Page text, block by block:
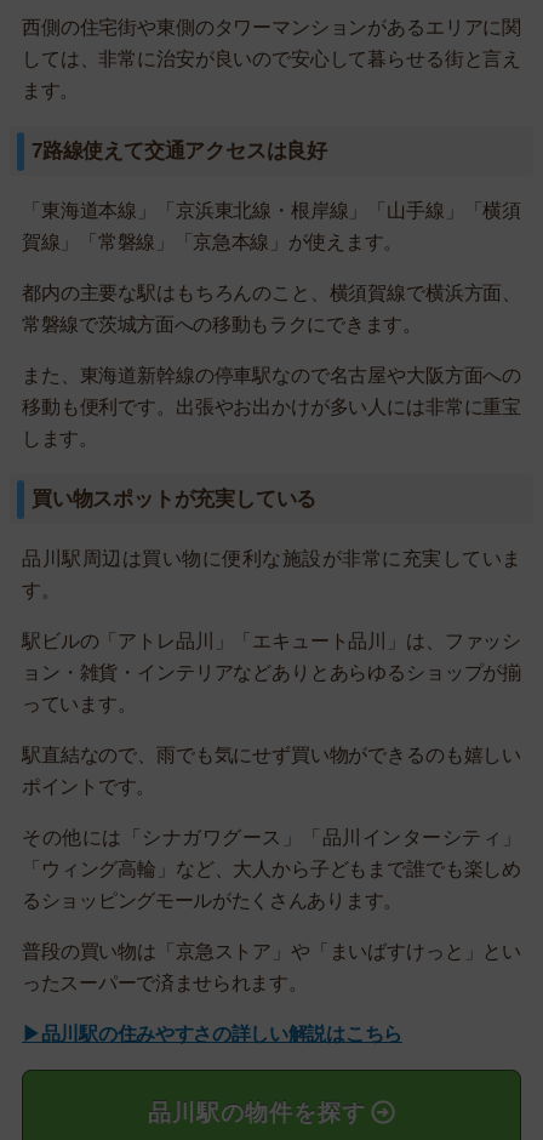
西側の住宅街や東側のタワーマンションがあるエリアに関
しては、非常に治安が良いので安心して暮らせる街と言え
ます。
7路線使えて交通アクセスは良好
「東海道本線」「京浜東北線・根岸線」「山手線」「横須
賀線」「常磐線」「京急本線」が使えます。
都内の主要な駅はもちろんのこと、横須賀線で横浜方面、
常磐線で茨城方面への移動もラクにできます。
また、東海道新幹線の停車駅なので名古屋や大阪方面への
移動も便利です。出張やお出かけが多い人には非常に重宝
します。
買い物スポットが充実している
品川駅周辺は買い物に便利な施設が非常に充実していま
す。
駅ビルの「アトレ品川」「エキュート品川」は、ファッシ
ョン・雑貨・インテリアなどありとあらゆるショップが揃
っています。
駅直結なので、雨でも気にせず買い物ができるのも嬉しい
ポイントです。
その他には「シナガワグース」「品川インターシティ」
「ウィング高輪」など、大人から子どもまで誰でも楽しめ
るショッピングモールがたくさんあります。
普段の買い物は「京急ストア」や「まいばすけっと」とい
ったスーパーで済ませられます。
▶品川駅の住みやすさの詳しい解説はこちら
品川駅の物件を探す